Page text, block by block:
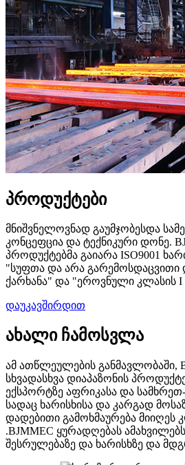
პროდუქტები
მნიშვნელოვნად გაუმჯობესდა
კონცეფცია და ტექნიკური დონე.
პროდუქტებმა გაიარა ISO9001
"სუფთა და არა გარემოსდაცვითი
ქარხანა" და "ეროვნული კლასის I
დაუკავშირდით
ახალი ჩამოსვლა
ამ ათწლეულების განმავლობაში,
სხვადასხვა დიაპაზონის
ექსპორტზე აფრიკასა და
სადაც ხარისხისა და კარგად
დადებითი გამოხმაურება მიიღეს
.BJMMEC ყურადღებას
შესრულებაზე და ხარისხზე და